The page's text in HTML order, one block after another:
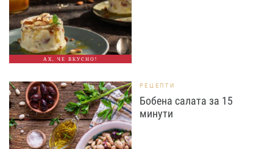
АХ, ЧЕ ВКУСНО!
РЕЦЕПТИ
Бобена салата за 15
минути